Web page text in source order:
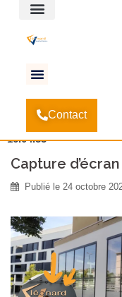
Contact
Accueil-Entretien
a quelques semaines
16.04.53
Capture
Publié le 24 octobre